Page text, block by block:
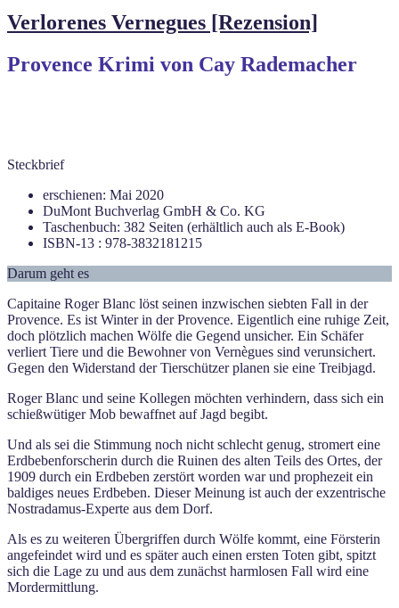
Verlorenes Vernegues [Rezension]
Provence Krimi von Cay Rademacher
Steckbrief
erschienen: Mai 2020
DuMont Buchverlag GmbH & Co. KG
Taschenbuch: 382 Seiten (erhältlich auch als E-Book)
ISBN-13 : 978-3832181215
Darum geht es
Capitaine Roger Blanc löst seinen inzwischen siebten Fall in der
Provence. Es ist Winter in der Provence. Eigentlich eine ruhige Zeit,
doch plötzlich machen Wölfe die Gegend unsicher. Ein Schäfer
verliert Tiere und die Bewohner von Vernègues sind verunsichert.
Gegen den Widerstand der Tierschützer planen sie eine Treibjagd.
Roger Blanc und seine Kollegen möchten verhindern, dass sich ein
schießwütiger Mob bewaffnet auf Jagd begibt.
Und als sei die Stimmung noch nicht schlecht genug, stromert eine
Erdbebenforscherin durch die Ruinen des alten Teils des Ortes, der
1909 durch ein Erdbeben zerstört worden war und prophezeit ein
baldiges neues Erdbeben. Dieser Meinung ist auch der exzentrische
Nostradamus-Experte aus dem Dorf.
Als es zu weiteren Übergriffen durch Wölfe kommt, eine Försterin
angefeindet wird und es später auch einen ersten Toten gibt, spitzt
sich die Lage zu und aus dem zunächst harmlosen Fall wird eine
Mordermittlung.